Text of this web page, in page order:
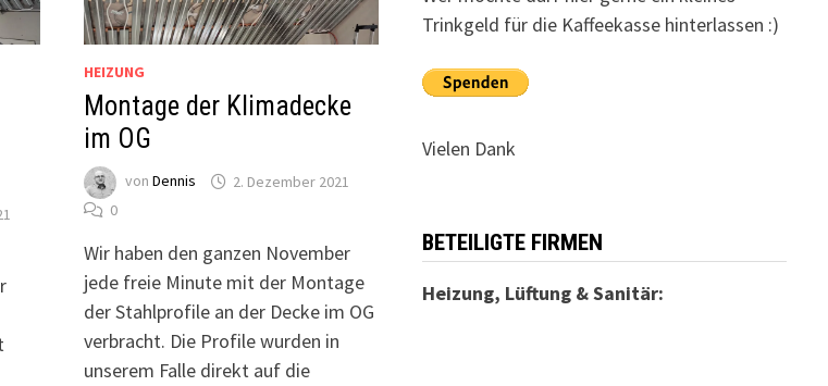
HEIZUNG
Montage der Klimadecke
im OG
von Dennis
2. Dezember 2021
0
Wir haben den ganzen November
jede freie Minute mit der Montage
der Stahlprofile an der Decke im OG
verbracht. Die Profile wurden in
unserem Falle direkt auf die
Trinkgeld für die Kaffeekasse hinterlassen :)
Vielen Dank
BETEILIGTE FIRMEN
Heizung, Lüftung & Sanitär: